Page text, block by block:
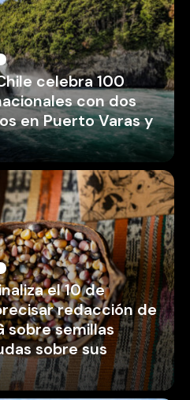
el 10 de
redacción de
sobre semillas
sobre sus
científicos
mapa genético